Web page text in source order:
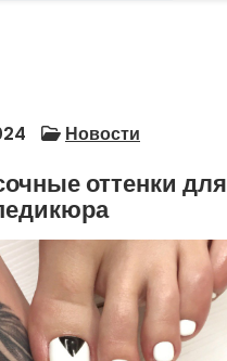
Новости
оттенки для